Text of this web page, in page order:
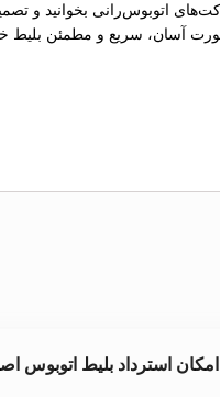
اتوبوس‌رانی بخوانید و
آسان، سریع و مطمئن بلیط
امکان استرداد بلیط اتوبوس